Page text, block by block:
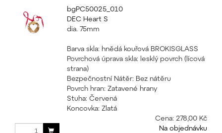
bgPC50025_010
DEC Heart S
dia. 75mm
Barva skla: hnědá kouřová BROKISGLASS
Povrchová úprava skla: lesklý povrch (lícová
strana)
Bezpečnostní Nátěr: Bez nátěru
Povrch hran: Zatavené hrany
Stuha: Červená
Koncovka: Zlatá
Cena: 278,00 Kč
Na objednávku